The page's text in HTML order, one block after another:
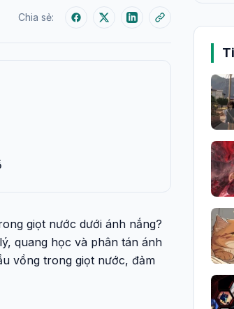
Chia sẻ:
giọt nước dưới ánh nắng?
quang học và phân tán ánh
vồng trong giọt nước, đảm